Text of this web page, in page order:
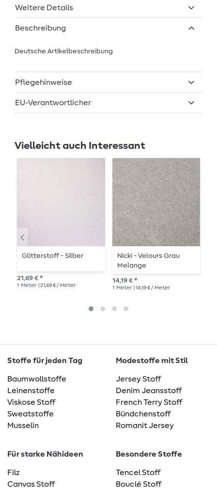
Weitere Details
Beschreibung
Deutsche Artikelbeschreibung
Pflegehinweise
EU-Verantwortlicher
Vielleicht auch Interessant
Glitterstoff - Silber
21,69 € *
1 Meter | 21,69 € / Meter
Nicki - Velours Grau
Melange
14,19 € *
1 Meter | 14,19 € / Meter
Stoffe für jeden Tag
Baumwollstoffe
Leinenstoffe
Viskose Stoff
Sweatstoffe
Musselin
Modestoffe mit Stil
Jersey Stoff
Denim Jeansstoff
French Terry Stoff
Bündchenstoff
Romanit Jersey
Für starke Nähideen
Filz
Canvas Stoff
Besondere Stoffe
Tencel Stoff
Bouclé Stoff